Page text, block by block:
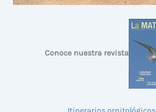
Conoce nuestra revista